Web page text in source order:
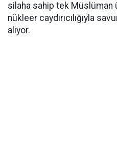
silaha sahip tek Müslüman
nükleer caydırıcılığıyla
alıyor.